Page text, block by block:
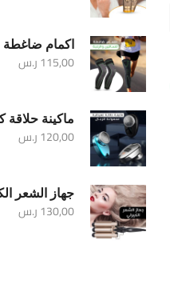
115,00ر.س
120,00ر.س
130,00ر.س